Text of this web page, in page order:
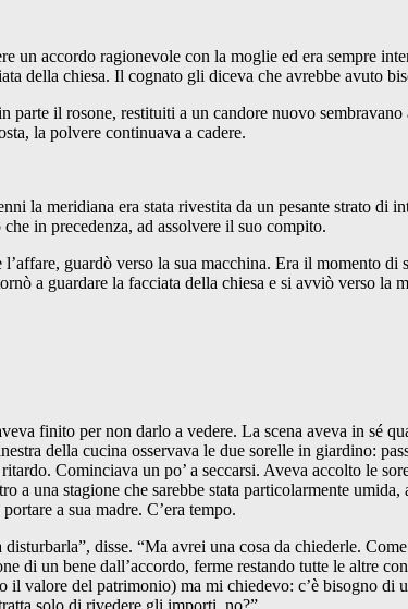
un accordo ragionevole con la moglie ed era sempre
della chiesa. Il cognato gli diceva che avrebbe avuto
il rosone, restituiti a un candore nuovo sembravano
la polvere continuava a cadere.
la meridiana era stata rivestita da un pesante strato di
in precedenza, ad assolvere il suo compito.
guardò verso la sua macchina. Era il momento di
a guardare la facciata della chiesa e si avviò verso la
finito per non darlo a vedere. La scena aveva in sé
della cucina osservava le due sorelle in giardino:
Cominciava un po’ a seccarsi. Aveva accolto le
una stagione che sarebbe stata particolarmente
a sua madre. C’era tempo.
disse. “Ma avrei una cosa da chiederle.
di un bene dall’accordo, ferme restando tutte le altre
valore del patrimonio) ma mi chiedevo: c’è bisogno di
solo di rivedere gli importi, no?”